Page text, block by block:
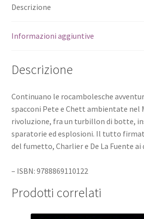
Descrizione
Informazioni aggiuntive
Descrizione
Continuano le rocambolesche
spacconi Pete e Chett ambientate nel
rivoluzione, fra un turbillon di botte,
sparatorie ed esplosioni. Il tutto
del fumetto, Charlier e De La Fuente ai
– ISBN: 9788869110122
Prodotti correlati